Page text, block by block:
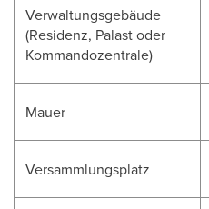
Verwaltungsgebäude
(Residenz, Palast oder
Kommandozentrale)
Mauer
Versammlungsplatz